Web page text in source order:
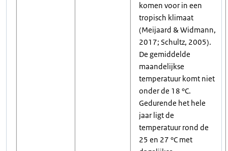
komen voor in een
tropisch klimaat
(Meijaard & Widmann,
2017; Schultz, 2005).
De gemiddelde
maandelijkse
temperatuur komt niet
onder de 18 °C.
Gedurende het hele
jaar ligt de
temperatuur rond de
25 en 27 °C met